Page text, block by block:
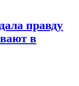
правду
в